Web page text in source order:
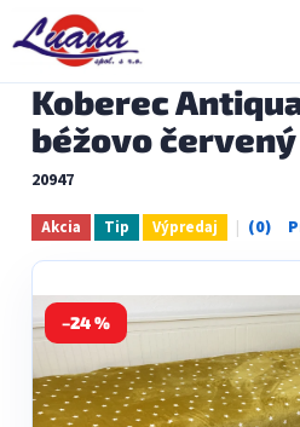
obsah
Koberec
béžovo červený
20947
Akcia Tip Výpredaj
je
0,0
5
–24 %